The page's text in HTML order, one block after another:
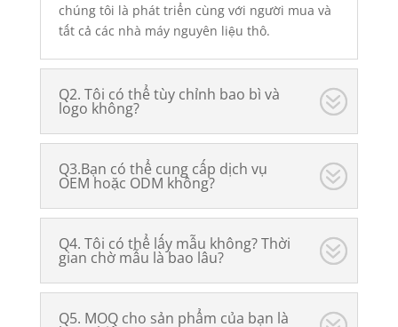
chúng tôi là phát triển cùng với người mua và
tất cả các nhà máy nguyên liệu thô.
Q2. Tôi có thể tùy chỉnh bao bì và
logo không?
Q3.Bạn có thể cung cấp dịch vụ
OEM hoặc ODM không?
Q4. Tôi có thể lấy mẫu không? Thời
gian chờ mẫu là bao lâu?
Q5. MOQ cho sản phẩm của bạn là